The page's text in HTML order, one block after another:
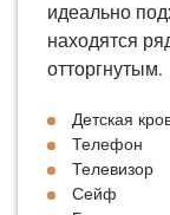
идеально
находятся
отторгнутым.
Детская
Телефон
Телевизор
Сейф